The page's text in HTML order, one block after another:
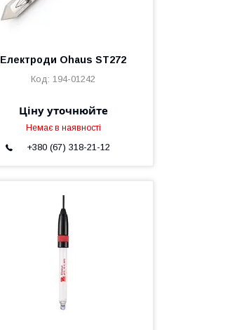
Електроди Ohaus ST272
194-01242
Ціну уточнюйте
Немає в наявності
+380 (67) 318-21-12